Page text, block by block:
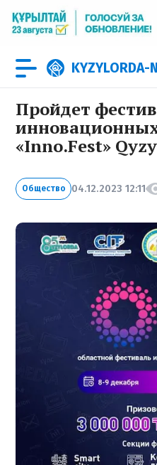
KYZYLORDA-
Пройдет
«Inno.Fest»
Общество 04.12.2023 12:11